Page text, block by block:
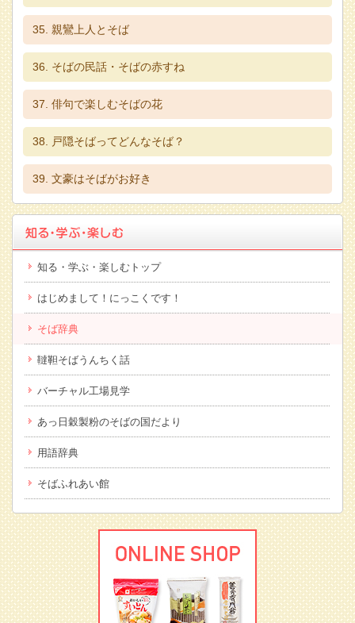
親鸞上人とそば
そばの民話・そばの赤すね
俳句で楽しむそばの花
戸隠そばってどんなそば？
文豪はそばがお好き
知る・学ぶ・楽しむトップ
はじめまして！にっこくです！
そば辞典
韃靼そばうんちく話
バーチャル工場見学
あっ日穀製粉のそばの国だより
用語辞典
そばふれあい館